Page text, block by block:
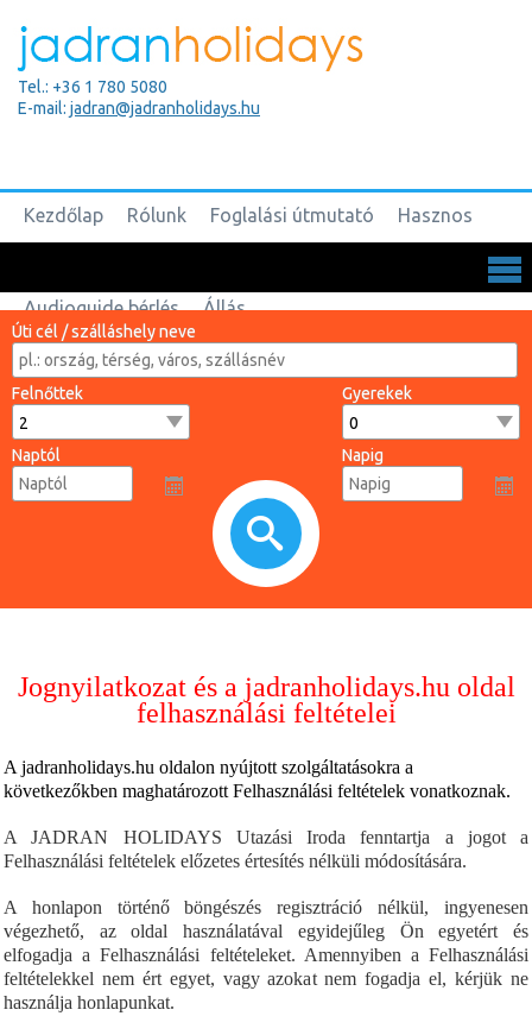
Tel.: +36 1 780 5080
E-mail: jadran@jadranholidays.hu
Kezdőlap Rólunk Foglalási útmutató Hasznos
Audioguide bérlés Állás
Úti cél / szálláshely neve
Felnőttek Gyerekek
Naptól Napig
Jognyilatkozat és a jadranholidays.hu oldal
felhasználási feltételei
A jadranholidays.hu oldalon nyújtott szolgáltatásokra a
következőkben maghatározott Felhasználási feltételek vonatkoznak.
A JADRAN HOLIDAYS Utazási Iroda fenntartja a jogot a
Felhasználási feltételek előzetes értesítés nélküli módosítására.
A honlapon történő böngészés regisztráció nélkül, ingyenesen
végezhető, az oldal használatával egyidejűleg Ön egyetért és
elfogadja a Felhasználási feltételeket. Amennyiben a Felhasználási
feltételekkel nem ért egyet, vagy azokat nem fogadja el, kérjük ne
használja honlapunkat.